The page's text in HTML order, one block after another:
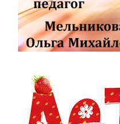
информационный контент